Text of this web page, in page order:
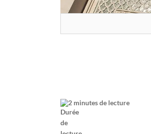
2 minutes de lecture